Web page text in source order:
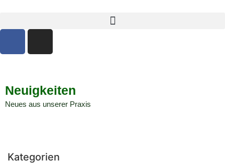
Neuigkeiten
Neues aus unserer Praxis
Kategorien